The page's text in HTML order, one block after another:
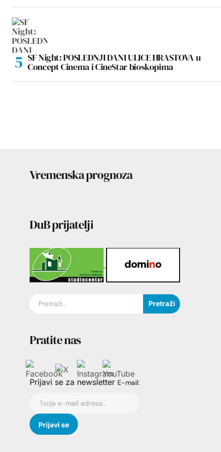
SF Night: POSLEDNJI DANI ULICE HRASTOVA u
Concept Cinema i CineStar bioskopima
Vremenska prognoza
DuB prijatelji
Pretraži
Pratite nas
Prijavi se za newsletter E-mail: